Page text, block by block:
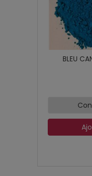
BLEU